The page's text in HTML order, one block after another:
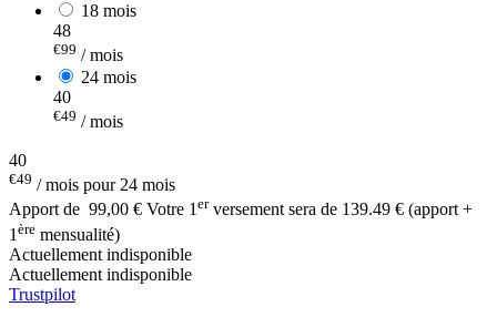
18 mois
48
€99 / mois
24 mois
40
€49 / mois
40
€49 / mois pour 24 mois
Apport de 99,00 € Votre 1 erversement sera de 139.49 € (apport +
1 ère mensualité)
Actuellement indisponible
Actuellement indisponible
Trustpilot